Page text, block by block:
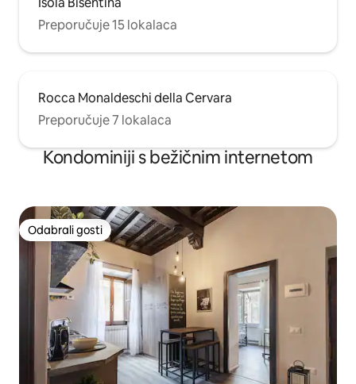
Preporučuje 15 lokalaca
Rocca Monaldeschi della Cervara
Preporučuje 7 lokalaca
Kondominiji s bežičnim internetom
Odabrali gosti
Odabrali gosti